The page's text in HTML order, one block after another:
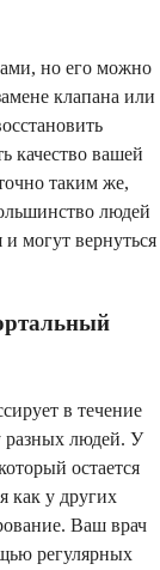
но его можно
клапана или
качество вашей
таким же,
людей
могут вернуться
в течение
разных людей. У
остается
как у других
Ваш врач
регулярных